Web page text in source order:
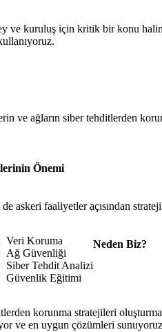
ve kuruluş için kritik bir konu
ve ağların siber tehditlerden
Önemi
askeri faaliyetler açısından
Veri Koruma
Ağ Güvenliği
Siber Tehdit Analizi
Güvenlik Eğitimi
Neden Biz?
korunma stratejileri
ve en uygun çözümleri